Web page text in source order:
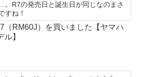
。R7の発売日と誕生日が同じなのまさ
すね！
（RM60J）を買いました【ヤマハ
】